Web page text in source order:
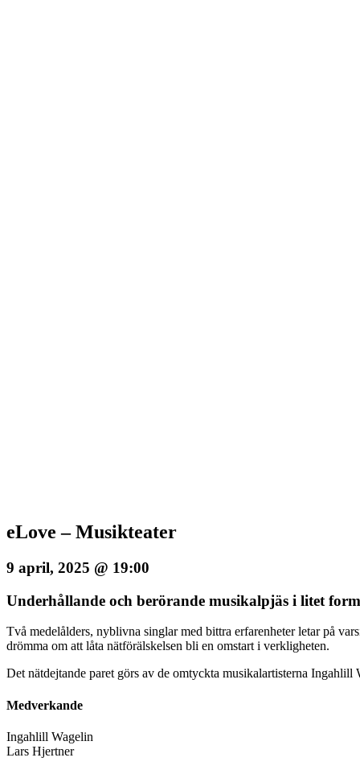
eLove – Musikteater
9 april, 2025 @ 19:00
Underhållande och berörande musikalpjäs i litet
Två medelålders, nyblivna singlar med bittra erfarenheter letar på
drömma om att låta nätförälskelsen bli en omstart i verkligheten.
Det nätdejtande paret görs av de omtyckta musikalartisterna
Medverkande
Ingahlill Wagelin
Lars Hjertner